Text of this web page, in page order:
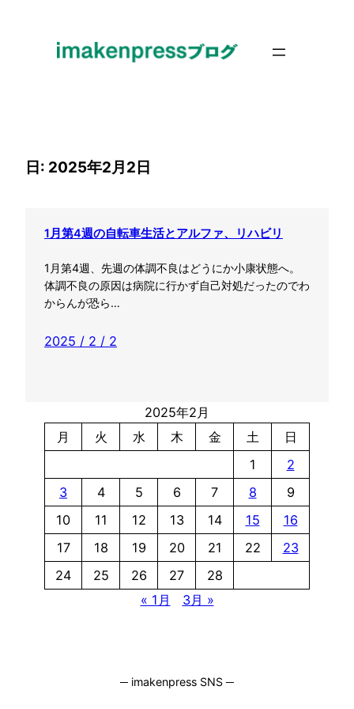
日: 2025年2月2日
1月第4週の自転車生活とアルファ、リハビリ
1月第4週、先週の体調不良はどうにか小康状態へ。
体調不良の原因は病院に行かず自己対処だったのでわ
からんが恐ら…
2025 / 2 / 2
2025年2月
月
火 水 木 金 土
日
1
2
3
4 5 6 7 8
9
10
11 12 13 14 15
16
17
18 19 20 21 22
23
24
25 26 27
28
« 1月
3月 »
─ imakenpress SNS ─